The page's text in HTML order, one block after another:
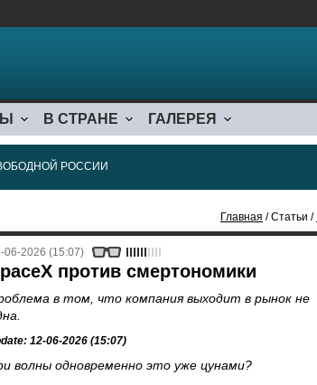
В СТРАНЕ ГАЛЕРЕЯ
РОССИИ
Главная / Статьи /
06-2026 (15:07)
против смертономики
в том, что компания выходит в рынок не
12-06-2026 (15:07)
волны одновременно это уже цунами?